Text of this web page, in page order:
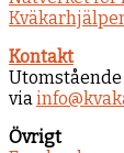
Kontakt
via
Övrigt